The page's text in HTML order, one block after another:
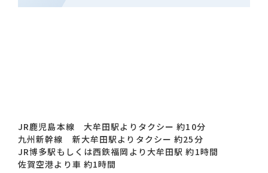
JR鹿児島本線 大牟田駅よりタクシー 約10分
九州新幹線 新大牟田駅よりタクシー 約25分
JR博多駅もしくは西鉄福岡より大牟田駅 約1時間
佐賀空港より車 約1時間